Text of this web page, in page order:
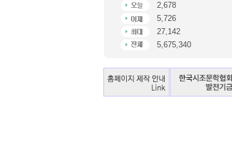
2,678
5,726
27,142
5,675,340